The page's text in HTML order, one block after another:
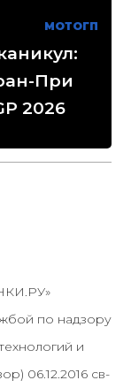
МОТОГП
При
2026
по надзору
и
06.12.2016 св-